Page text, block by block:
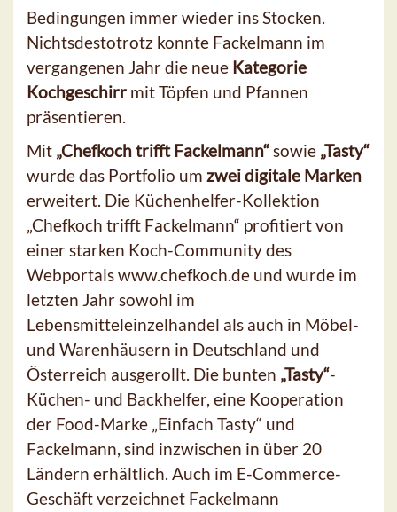
Bedingungen immer wieder ins Stocken.
Nichtsdestotrotz konnte Fackelmann im
vergangenen Jahr die neue Kategorie
Kochgeschirr mit Töpfen und Pfannen
präsentieren.
Mit „Chefkoch trifft Fackelmann“sowie „Tasty“
wurde das Portfolio um zwei digitale Marken
erweitert. Die Küchenhelfer-Kollektion
„Chefkoch trifft Fackelmann“ profitiert von
einer starken Koch-Community des
Webportals www.chefkoch.de und wurde im
letzten Jahr sowohl im
Lebensmitteleinzelhandel als auch in Möbel-
und Warenhäusern in Deutschland und
Österreich ausgerollt. Die bunten „Tasty“-
Küchen- und Backhelfer, eine Kooperation
der Food-Marke „Einfach Tasty“ und
Fackelmann, sind inzwischen in über 20
Ländern erhältlich. Auch im E-Commerce-
Geschäft verzeichnet Fackelmann